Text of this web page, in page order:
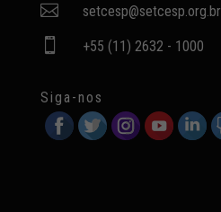
 setcesp@setcesp.org.br
 +55 (11) 2632 - 1000
Siga-nos